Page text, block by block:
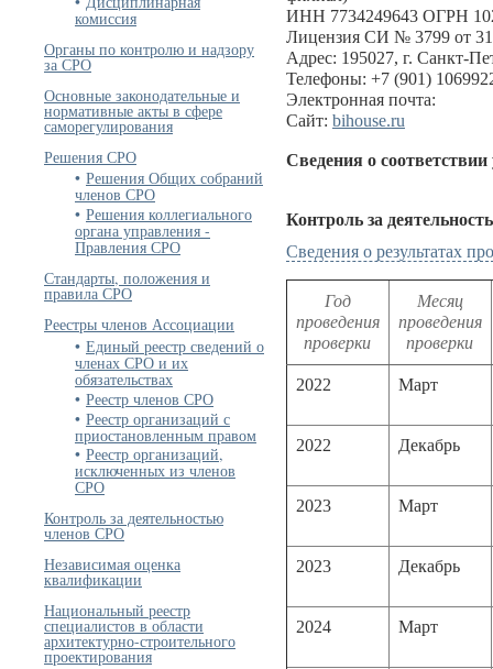
комиссия
Органы по контролю и надзору
за СРО
Основные законодательные и
нормативные акты в сфере
саморегулирования
Решения СРО
Решения Общих собраний
членов СРО
Решения коллегиального
органа управления -
Правления СРО
Стандарты, положения и
правила СРО
Реестры членов Ассоциации
Единый реестр сведений о
членах СРО и их
обязательствах
Реестр членов СРО
Реестр организаций с
приостановленным правом
Реестр организаций,
исключенных из членов
СРО
Контроль за деятельностью
членов СРО
Независимая оценка
квалификации
Национальный реестр
специалистов в области
архитектурно-строительного
проектирования
ИНН 7734249643 ОГРН
Лицензия СИ № 3799 от
Адрес: 195027, г. Санкт-
Телефоны: +7 (901)
Электронная почта:
Сайт: bihouse.ru
Сведения о
Контроль за
Сведения о результатах
Год
проведения
проверки
Месяц
проведения
проверки
2022 Март
2022 Декабрь
2023 Март
2023 Декабрь
2024 Март